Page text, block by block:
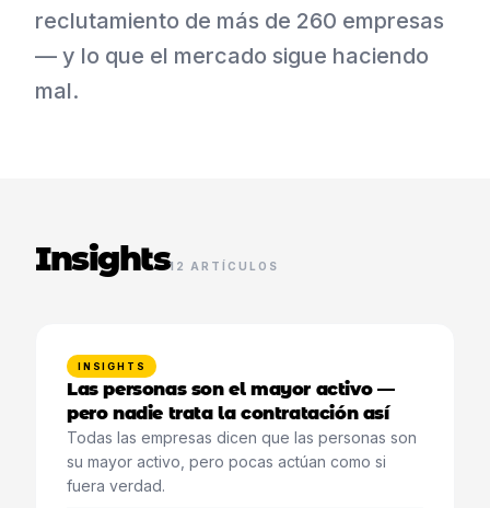
reclutamiento de más de 260 empresas
— y lo que el mercado sigue haciendo
mal.
Insights12 ARTÍCULOS
INSIGHTS
Las personas son el mayor activo —
pero nadie trata la contratación así
Todas las empresas dicen que las personas son
su mayor activo, pero pocas actúan como si
fuera verdad.